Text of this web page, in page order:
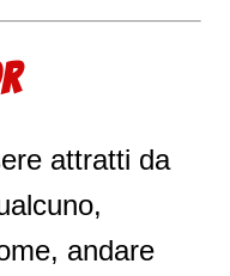
attratti da
andare